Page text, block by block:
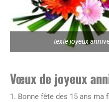
texte joyeux
Vœux de joyeux
1. Bonne fête des 15 ans ma